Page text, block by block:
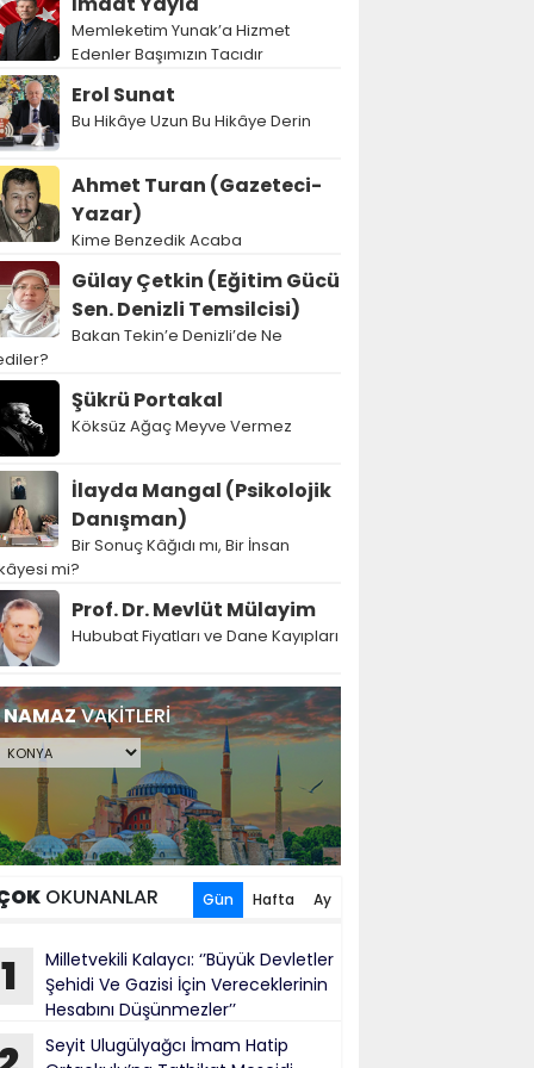
Memleketim Yunak’a Hizmet
Edenler Başımızın Tacıdır
Erol Sunat
Bu Hikâye Uzun Bu Hikâye Derin
Ahmet Turan (Gazeteci-
Yazar)
Kime Benzedik Acaba
Gülay Çetkin (Eğitim Gücü
Sen. Denizli Temsilcisi)
Bakan Tekin’e Denizli’de Ne
Şükrü Portakal
Köksüz Ağaç Meyve Vermez
İlayda Mangal (Psikolojik
Danışman)
Bir Sonuç Kâğıdı mı, Bir İnsan
mi?
Prof. Dr. Mevlüt Mülayim
Hububat Fiyatları ve Dane Kayıpları
NAMAZVAKİTLERİ
OKUNANLAR Gün Hafta Ay
1
Milletvekili Kalaycı: ‘’Büyük Devletler
Şehidi Ve Gazisi İçin Vereceklerinin
Hesabını Düşünmezler’’
Seyit Ulugülyağcı İmam Hatip